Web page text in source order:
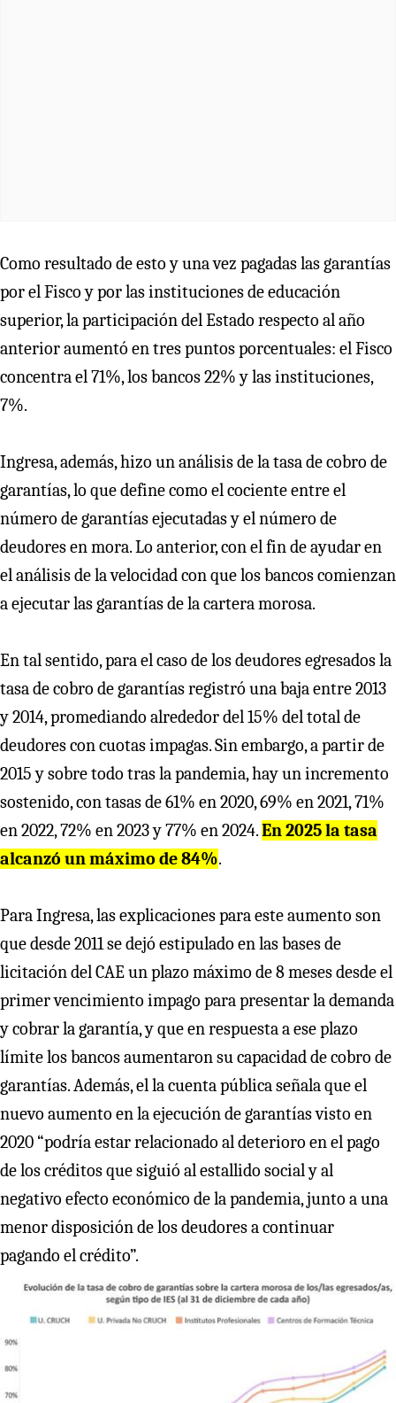
Como resultado de esto y una vez pagadas las garantías
por el Fisco y por las instituciones de educación
superior, la participación del Estado respecto al año
anterior aumentó en tres puntos porcentuales: el Fisco
concentra el 71%, los bancos 22% y las instituciones,
7%.
Ingresa, además, hizo un análisis de la tasa de cobro de
garantías, lo que define como el cociente entre el
número de garantías ejecutadas y el número de
deudores en mora. Lo anterior, con el fin de ayudar en
el análisis de la velocidad con que los bancos comienzan
a ejecutar las garantías de la cartera morosa.
En tal sentido, para el caso de los deudores egresados la
tasa de cobro de garantías registró una baja entre 2013
y 2014, promediando alrededor del 15% del total de
deudores con cuotas impagas. Sin embargo, a partir de
2015 y sobre todo tras la pandemia, hay un incremento
sostenido, con tasas de 61% en 2020, 69% en 2021, 71%
en 2022, 72% en 2023 y 77% en 2024.En 2025 la tasa
alcanzó un máximo de 84%.
Para Ingresa, las explicaciones para este aumento son
que desde 2011 se dejó estipulado en las bases de
licitación del CAE un plazo máximo de 8 meses desde el
primer vencimiento impago para presentar la demanda
y cobrar la garantía, y que en respuesta a ese plazo
límite los bancos aumentaron su capacidad de cobro de
garantías. Además, el la cuenta pública señala que el
nuevo aumento en la ejecución de garantías visto en
2020 “podría estar relacionado al deterioro en el pago
de los créditos que siguió al estallido social y al
negativo efecto económico de la pandemia, junto a una
menor disposición de los deudores a continuar
pagando el crédito”.